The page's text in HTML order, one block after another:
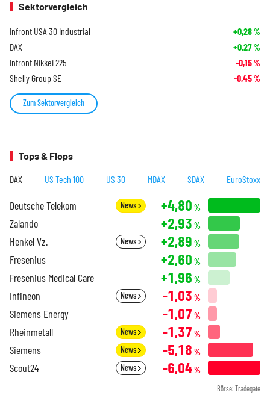
Sektorvergleich
Infront USA 30 Industrial +0,28%
DAX +0,27%
Infront Nikkei 225 -0,15%
Shelly Group SE -0,45%
Zum Sektorvergleich
Tops & Flops
DAX US Tech 100 US 30 MDAX SDAX EuroStoxx
Deutsche Telekom News +4,80 %
Zalando +2,93 %
Henkel Vz. News +2,89 %
Fresenius +2,60 %
Fresenius Medical Care +1,96 %
Infineon News -1,03 %
Siemens Energy -1,07 %
Rheinmetall News -1,37 %
Siemens News -5,18 %
Scout24 News -6,04%
Börse: Tradegate